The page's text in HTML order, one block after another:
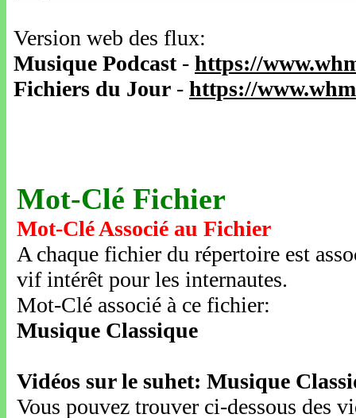
Version web des flux:
Musique Podcast- https://
Fichiers du Jour - https://
Mot-Clé Fichier
Mot-Clé Associé au Fichier
A chaque fichier du répertoire est
vif intérêt pour les internautes.
Mot-Clé associé à ce fichier:
Musique Classique
Vidéos sur le suhet: Musique
Vous pouvez trouver ci-dessous des